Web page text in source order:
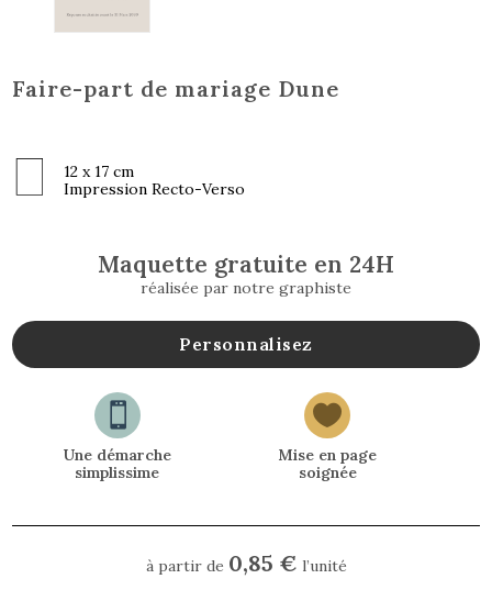
Faire-part de mariage Dune
12 x 17 cm
Impression Recto-Verso
Maquette gratuite en 24H
réalisée par notre graphiste
Personnalisez

Une démarche
simplissime

Mise en page
soignée
à partir de 0,85 € l’unité